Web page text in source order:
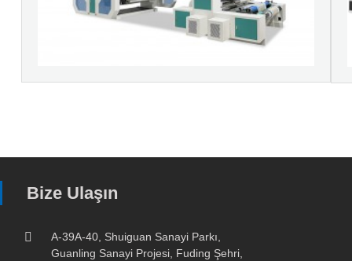
Bize Ulaşın
A-39A-40, Shuiguan Sanayi Parkı,
Guanling Sanayi Projesi, Fuding Şehri,